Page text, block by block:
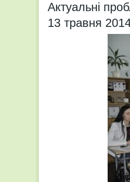
Актуальні
13 травня